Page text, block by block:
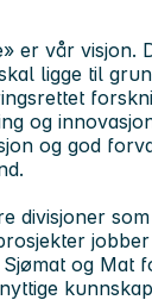
er vår visjon.
ligge til
og
og god
divisjoner
og Mat